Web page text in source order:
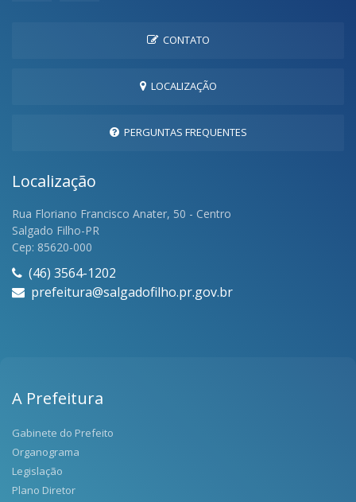
CONTATO
LOCALIZAÇÃO
PERGUNTAS FREQUENTES
Localização
Rua Floriano Francisco Anater, 50 - Centro
Salgado Filho-PR
Cep: 85620-000
(46) 3564-1202
prefeitura@salgadofilho.pr.gov.br
A Prefeitura
Gabinete do Prefeito
Organograma
Legislação
Plano Diretor